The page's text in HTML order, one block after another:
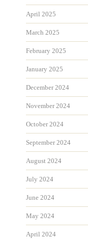
April 2025
March 2025
February 2025
January 2025
December 2024
November 2024
October 2024
September 2024
August 2024
July 2024
June 2024
May 2024
April 2024